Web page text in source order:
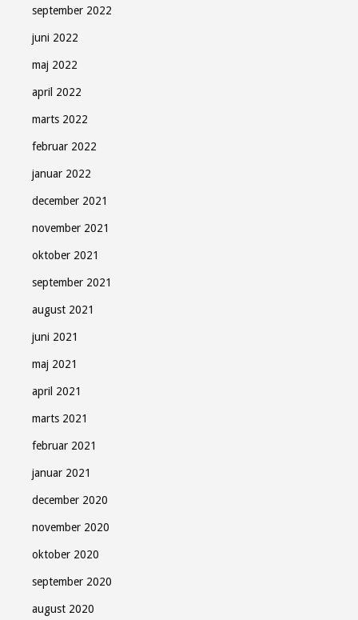
september 2022
juni 2022
maj 2022
april 2022
marts 2022
februar 2022
januar 2022
december 2021
november 2021
oktober 2021
september 2021
august 2021
juni 2021
maj 2021
april 2021
marts 2021
februar 2021
januar 2021
december 2020
november 2020
oktober 2020
september 2020
august 2020